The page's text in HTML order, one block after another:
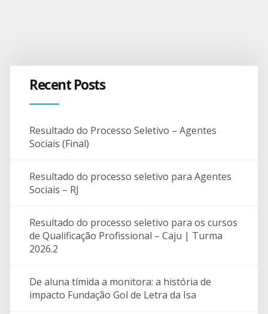
Recent Posts
Resultado do Processo Seletivo – Agentes
Sociais (Final)
Resultado do processo seletivo para Agentes
Sociais – RJ
Resultado do processo seletivo para os cursos
de Qualificação Profissional – Caju | Turma
2026.2
De aluna tímida a monitora: a história de
impacto Fundação Gol de Letra da Isa